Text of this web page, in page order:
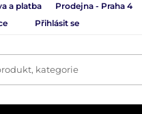
a platba Prodejna - Praha 4
Přihlásit se
kategorie